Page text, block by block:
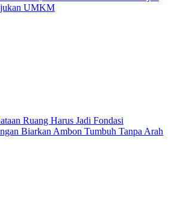
UMKM
Ruang Harus Jadi Fondasi
Biarkan Ambon Tumbuh Tanpa Arah